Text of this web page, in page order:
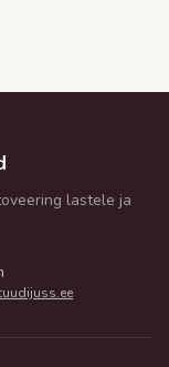
lastele ja